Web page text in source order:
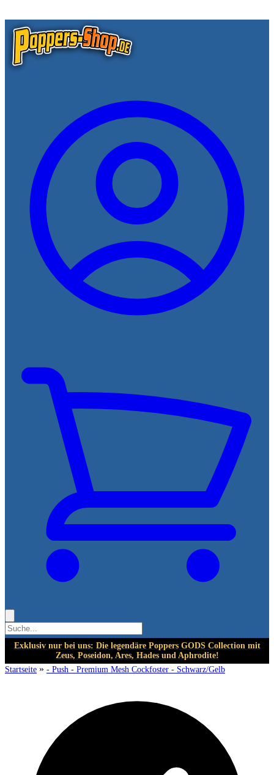
Exklusiv nur bei uns: Die legendäre Poppers GODS Collection mit
Zeus, Poseidon, Ares, Hades und Aphrodite!
Startseite » - Push - Premium Mesh Cockfoster - Schwarz/Gelb